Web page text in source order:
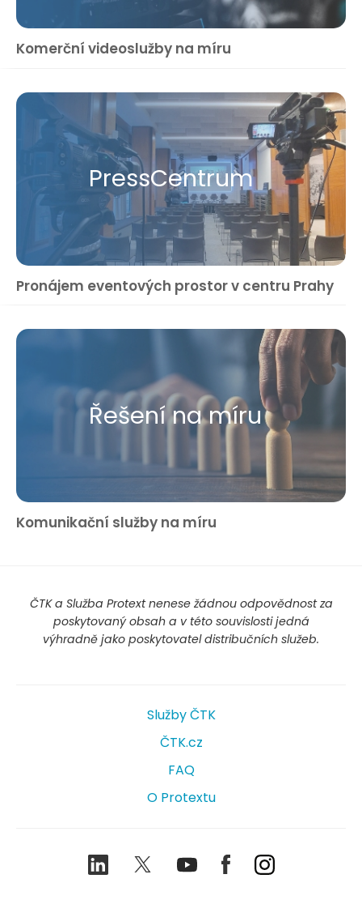
Komerční videoslužby na míru
Press​Centrum
Pronájem eventových prostor v centru Prahy
Řešení na míru
Komunikační služby na míru
ČTK a Služba Protext nenese žádnou odpovědnost za
poskytovaný obsah a v této souvislosti jedná
výhradně jako poskytovatel distribučních služeb.
Služby ČTK
ČTK.cz
FAQ
O Protextu
LinkedIn TwitterYoutubeFacebookInstagram